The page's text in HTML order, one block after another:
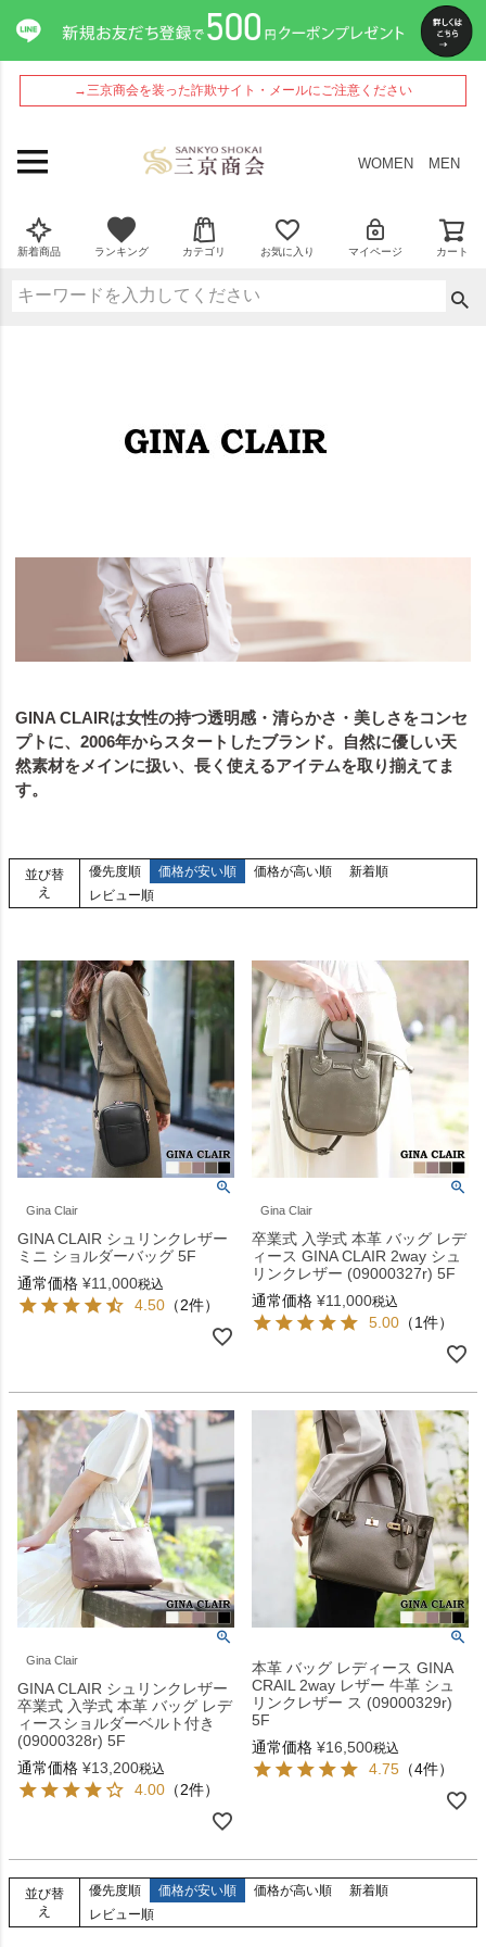
→三京商会を装った詐欺サイト・メールにご注意ください
WOMEN MEN
新着商品 ランキング カテゴリ お気に入り マイページ カート
GINA CLAIRは女性の持つ透明感・清らかさ・美しさをコンセ
プトに、2006年からスタートしたブランド。自然に優しい天
然素材をメインに扱い、長く使えるアイテムを取り揃えてま
す。
並び替
え
優先度順 価格が安い順 価格が高い順
新着順
レビュー順
Gina Clair
GINA CLAIR シュリンクレザー
ミニ ショルダーバッグ 5F
通常価格 ¥11,000税込
4.50 （2件）
Gina Clair
卒業式 入学式 本革 バッグ レデ
ィース GINA CLAIR 2way シュ
リンクレザー (09000327r) 5F
通常価格 ¥11,000税込
5.00 （1件）
Gina Clair
GINA CLAIR シュリンクレザー
卒業式 入学式 本革 バッグ レデ
ィースショルダーベルト付き
(09000328r) 5F
通常価格 ¥13,200税込
4.00 （2件）
本革 バッグ レディース GINA
CRAIL 2way レザー 牛革 シュ
リンクレザー ス (09000329r)
5F
通常価格 ¥16,500税込
4.75 （4件）
並び替
え
優先度順 価格が安い順 価格が高い順
新着順
レビュー順